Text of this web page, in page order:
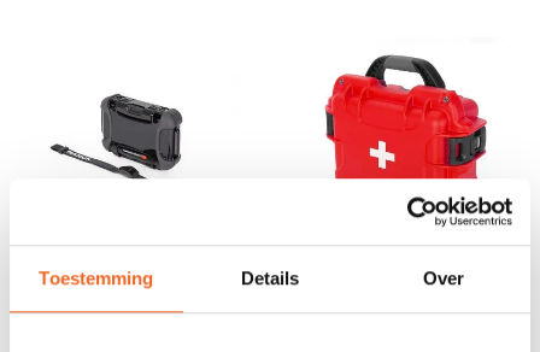
Toestemming Details Over
NANUK NANO 310,
WATERDICHTE BOX
NANUK 905 EHBO,
WATERDICHTE BOX